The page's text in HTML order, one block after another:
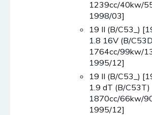
1239cc/40kw/
1998/03]
19 II (B/C53_)
1.8 16V (B/
1764cc/99kw/
1995/12]
19 II (B/C53_)
1.9 dT (B/C53T)
1870cc/66kw/
1995/12]